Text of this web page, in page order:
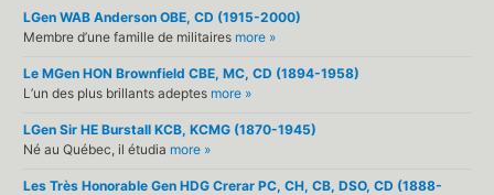
LGen WAB Anderson OBE, CD (1915-2000)
Membre d’une famille de militaires more »
Le MGen HON Brownfield CBE, MC, CD (1894-1958)
L’un des plus brillants adeptes more »
LGen Sir HE Burstall KCB, KCMG (1870-1945)
Né au Québec, il étudia more »
Les Très Honorable Gen HDG Crerar PC, CH, CB, DSO, CD (1888-